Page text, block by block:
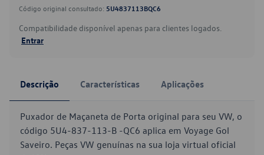
Código original consultado: 5U4837113BQC6
Compatibilidade disponível apenas para clientes logados.
Entrar
Descrição Características Aplicações
Puxador de Maçaneta de Porta original para seu VW, o
código 5U4-837-113-B -QC6 aplica em Voyage Gol
Saveiro. Peças VW genuínas na sua loja virtual oficial